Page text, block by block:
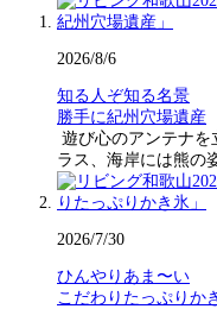
2026/8/6
知る人ぞ知る名景
勝手に紀州穴場遺産
遊び心のアンテナを
ラス、海岸には熊の
2026/7/30
ひんやりあま〜い
こだわりたっぷりか